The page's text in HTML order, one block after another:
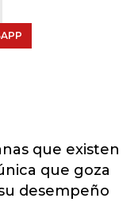
que existen
que goza
desempeño